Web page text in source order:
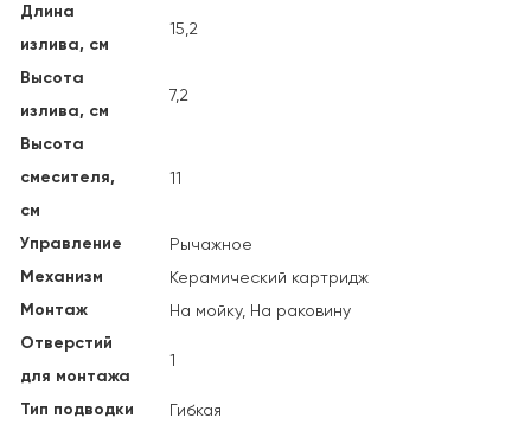
Длина
излива, см
15,2
Высота
излива, см
7,2
Высота
смесителя,
см
11
Управление Рычажное
Механизм Керамический картридж
Монтаж На мойку, На раковину
Отверстий
для монтажа
1
Тип подводки Гибкая